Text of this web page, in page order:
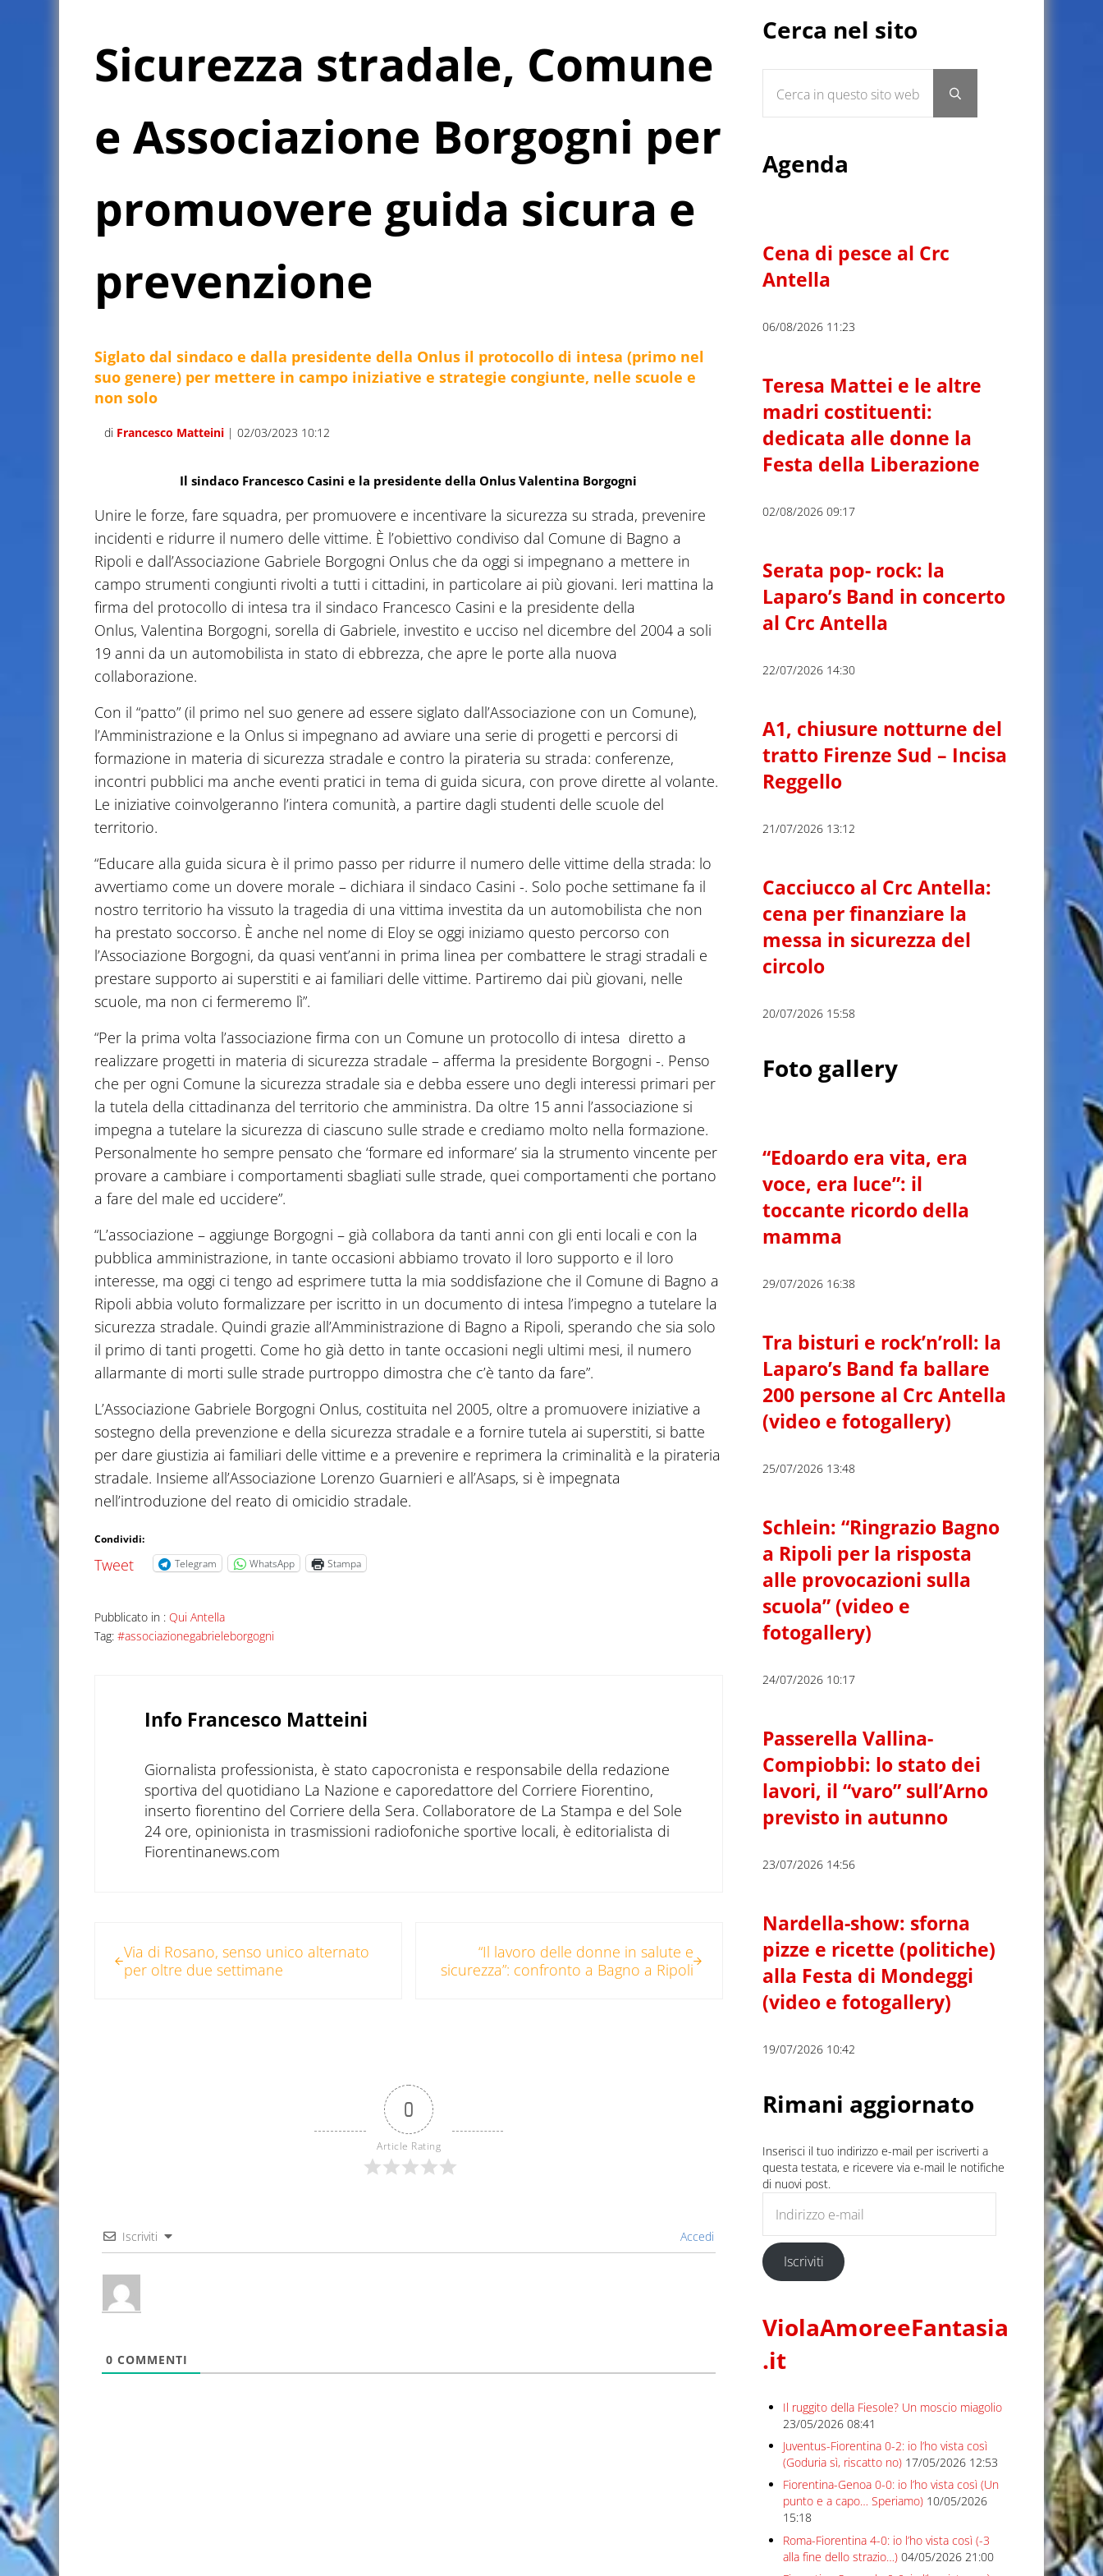
Sicurezza stradale, Comune
e Associazione Borgogni per
promuovere guida sicura e
prevenzione
Siglato dal sindaco e dalla presidente della Onlus il protocollo di intesa (primo nel
suo genere) per mettere in campo iniziative e strategie congiunte, nelle scuole e
non solo
di Francesco Matteini | 02/03/2023 10:12
Il sindaco Francesco Casini e la presidente della Onlus Valentina Borgogni
Unire le forze, fare squadra, per promuovere e incentivare la sicurezza su strada, prevenire
incidenti e ridurre il numero delle vittime. È l’obiettivo condiviso dal Comune di Bagno a
Ripoli e dall’Associazione Gabriele Borgogni Onlus che da oggi si impegnano a mettere in
campo strumenti congiunti rivolti a tutti i cittadini, in particolare ai più giovani. Ieri mattina la
firma del protocollo di intesa tra il sindaco Francesco Casini e la presidente della
Onlus, Valentina Borgogni, sorella di Gabriele, investito e ucciso nel dicembre del 2004 a soli
19 anni da un automobilista in stato di ebbrezza, che apre le porte alla nuova
collaborazione.
Con il “patto” (il primo nel suo genere ad essere siglato dall’Associazione con un Comune),
l’Amministrazione e la Onlus si impegnano ad avviare una serie di progetti e percorsi di
formazione in materia di sicurezza stradale e contro la pirateria su strada: conferenze,
incontri pubblici ma anche eventi pratici in tema di guida sicura, con prove dirette al volante.
Le iniziative coinvolgeranno l’intera comunità, a partire dagli studenti delle scuole del
territorio.
“Educare alla guida sicura è il primo passo per ridurre il numero delle vittime della strada: lo
avvertiamo come un dovere morale – dichiara il sindaco Casini -. Solo poche settimane fa il
nostro territorio ha vissuto la tragedia di una vittima investita da un automobilista che non
ha prestato soccorso. È anche nel nome di Eloy se oggi iniziamo questo percorso con
l’Associazione Borgogni, da quasi vent’anni in prima linea per combattere le stragi stradali e
prestare supporto ai superstiti e ai familiari delle vittime. Partiremo dai più giovani, nelle
scuole, ma non ci fermeremo lì”.
“Per la prima volta l’associazione firma con un Comune un protocollo di intesa diretto a
realizzare progetti in materia di sicurezza stradale – afferma la presidente Borgogni -. Penso
che per ogni Comune la sicurezza stradale sia e debba essere uno degli interessi primari per
la tutela della cittadinanza del territorio che amministra. Da oltre 15 anni l’associazione si
impegna a tutelare la sicurezza di ciascuno sulle strade e crediamo molto nella formazione.
Personalmente ho sempre pensato che ‘formare ed informare’ sia la strumento vincente per
provare a cambiare i comportamenti sbagliati sulle strade, quei comportamenti che portano
a fare del male ed uccidere”.
“L’associazione – aggiunge Borgogni – già collabora da tanti anni con gli enti locali e con la
pubblica amministrazione, in tante occasioni abbiamo trovato il loro supporto e il loro
interesse, ma oggi ci tengo ad esprimere tutta la mia soddisfazione che il Comune di Bagno a
Ripoli abbia voluto formalizzare per iscritto in un documento di intesa l’impegno a tutelare la
sicurezza stradale. Quindi grazie all’Amministrazione di Bagno a Ripoli, sperando che sia solo
il primo di tanti progetti. Come ho già detto in tante occasioni negli ultimi mesi, il numero
allarmante di morti sulle strade purtroppo dimostra che c’è tanto da fare”.
L’Associazione Gabriele Borgogni Onlus, costituita nel 2005, oltre a promuovere iniziative a
sostegno della prevenzione e della sicurezza stradale e a fornire tutela ai superstiti, si batte
per dare giustizia ai familiari delle vittime e a prevenire e reprimera la criminalità e la pirateria
stradale. Insieme all’Associazione Lorenzo Guarnieri e all’Asaps, si è impegnata
nell’introduzione del reato di omicidio stradale.
Condividi:
Tweet Telegram WhatsApp Stampa
Pubblicato in : Qui Antella
Tag: #associazionegabrieleborgogni
Info Francesco Matteini
Giornalista professionista, è stato capocronista e responsabile della redazione
sportiva del quotidiano La Nazione e caporedattore del Corriere Fiorentino,
inserto fiorentino del Corriere della Sera. Collaboratore de La Stampa e del Sole
24 ore, opinionista in trasmissioni radiofoniche sportive locali, è editorialista di
Fiorentinanews.com
Via di Rosano, senso unico alternato
per oltre due settimane
“Il lavoro delle donne in salute e
sicurezza”: confronto a Bagno a Ripoli
0
Article Rating
Iscriviti Accedi
0 COMMENTI
Cerca nel sito
Submit search
Agenda
Cena di pesce al Crc
Antella
06/08/2026 11:23
Teresa Mattei e le altre
madri costituenti:
dedicata alle donne la
Festa della Liberazione
02/08/2026 09:17
Serata pop- rock: la
Laparo’s Band in concerto
al Crc Antella
22/07/2026 14:30
A1, chiusure notturne del
tratto Firenze Sud – Incisa
Reggello
21/07/2026 13:12
Cacciucco al Crc Antella:
cena per finanziare la
messa in sicurezza del
circolo
20/07/2026 15:58
Foto gallery
“Edoardo era vita, era
voce, era luce”: il
toccante ricordo della
mamma
29/07/2026 16:38
Tra bisturi e rock’n’roll: la
Laparo’s Band fa ballare
200 persone al Crc Antella
(video e fotogallery)
25/07/2026 13:48
Schlein: “Ringrazio Bagno
a Ripoli per la risposta
alle provocazioni sulla
scuola” (video e
fotogallery)
24/07/2026 10:17
Passerella Vallina-
Compiobbi: lo stato dei
lavori, il “varo” sull’Arno
previsto in autunno
23/07/2026 14:56
Nardella-show: sforna
pizze e ricette (politiche)
alla Festa di Mondeggi
(video e fotogallery)
19/07/2026 10:42
Rimani aggiornato
Inserisci il tuo indirizzo e-mail per iscriverti a
questa testata, e ricevere via e-mail le notifiche
di nuovi post.
Iscriviti
ViolaAmoreeFantasia
.it
Il ruggito della Fiesole? Un moscio miagolio
23/05/2026 08:41
Juventus-Fiorentina 0-2: io l’ho vista così
(Goduria sì, riscatto no) 17/05/2026 12:53
Fiorentina-Genoa 0-0: io l’ho vista così (Un
punto e a capo… Speriamo) 10/05/2026
15:18
Roma-Fiorentina 4-0: io l’ho vista così (-3
alla fine dello strazio…) 04/05/2026 21:00